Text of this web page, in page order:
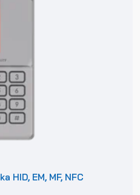
HID, EM, MF, NFC